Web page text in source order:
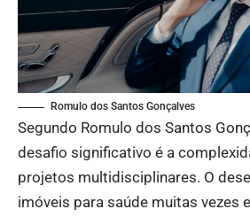
Romulo dos Santos Gonçalves
Segundo Romulo dos Santos
desafio significativo é a
projetos multidisciplinares. O
imóveis para saúde muitas vezes